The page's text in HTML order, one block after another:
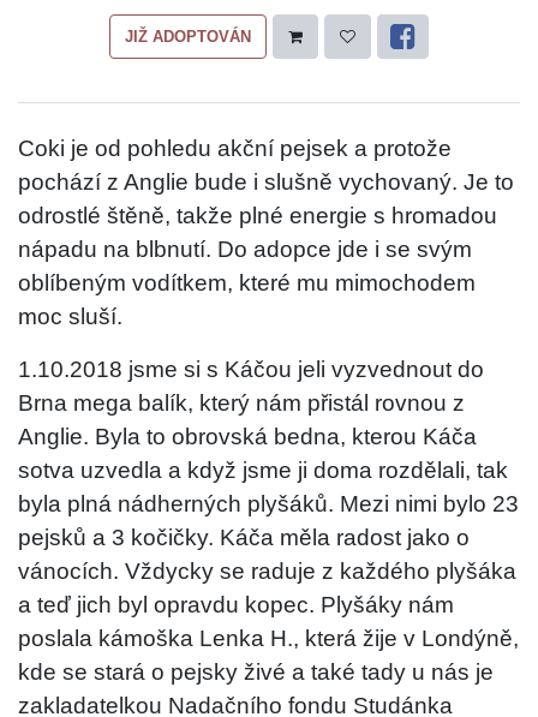
JIŽ ADOPTOVÁN
Coki je od pohledu akční pejsek a protože
pochází z Anglie bude i slušně vychovaný. Je to
odrostlé štěně, takže plné energie s hromadou
nápadu na blbnutí. Do adopce jde i se svým
oblíbeným vodítkem, které mu mimochodem
moc sluší.
1.10.2018 jsme si s Káčou jeli vyzvednout do
Brna mega balík, který nám přistál rovnou z
Anglie. Byla to obrovská bedna, kterou Káča
sotva uzvedla a když jsme ji doma rozdělali, tak
byla plná nádherných plyšáků. Mezi nimi bylo 23
pejsků a 3 kočičky. Káča měla radost jako o
vánocích. Vždycky se raduje z každého plyšáka
a teď jich byl opravdu kopec. Plyšáky nám
poslala kámoška Lenka H., která žije v Londýně,
kde se stará o pejsky živé a také tady u nás je
zakladatelkou Nadačního fondu Studánka